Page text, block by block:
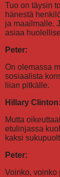
Tuo on täysin
hänestä
ja maailmalle.
asiaa
Peter:
On olemassa
sosiaalista
liian pitkälle.
Hillary Clinton:
Mutta
etulinjassa
kaksi
Peter:
Voinko, voinko